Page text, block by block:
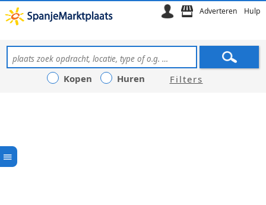
Adverteren Hulp
Kopen Huren Filters